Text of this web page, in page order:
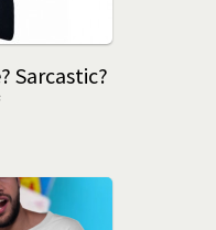
Sarcastic?